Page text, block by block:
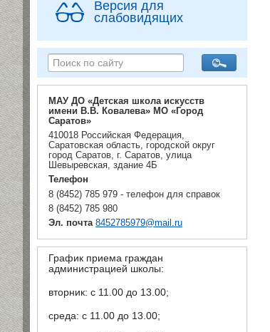
Версия для
слабовидящих
МАУ ДО «Детская школа искусств
имени В.В. Ковалева» МО «Город
Саратов»
410018 Российская Федерация,
Саратовская область, городской округ
город Саратов, г. Саратов, улица
Шевыревская, здание 4Б
Телефон
8 (8452) 785 979 - телефон для справок
8 (8452) 785 980
Эл. почта 8452785979@mail.ru
График приема граждан
администрацией школы:
вторник: с 11.00 до 13.00;
среда: с 11.00 до 13.00;